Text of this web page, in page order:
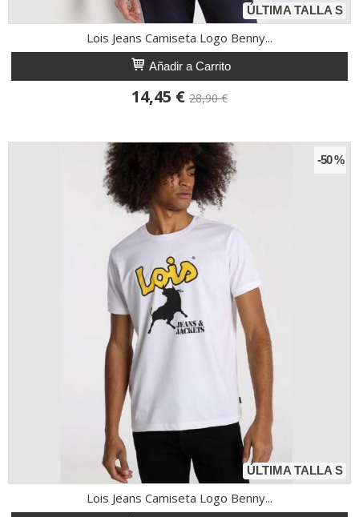
ÚLTIMA TALLA S
Lois Jeans Camiseta Logo Benny...
Añadir a Carrito
14,45 € 28,90 €
ÚLTIMA TALLA S
-50 %
Lois Jeans Camiseta Logo Benny...